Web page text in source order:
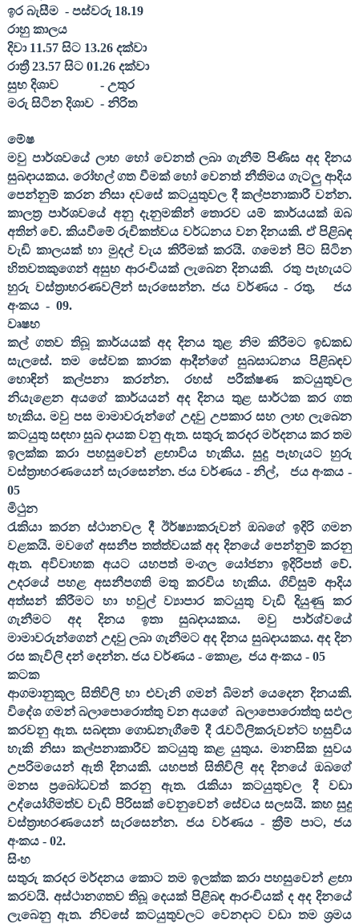
ඉර බැසීම - පස්වරු 18.19
රාහු කාලය
දිවා 11.57සිට 13.26දක්වා
රාත්‍රී23.57සිට 01.26දක්වා
සුභ දිශාව
- උතුර
මරු සිටින දිශාව - නිරිත
මේෂ
මවු පාර්ශවයේ ලාභ හෝ වෙනත් ලබා ගැනීම් පිණිස අද දිනය
සුබදායකය. රෝහල් ගත වීමක් හෝ වෙනත් නීතිමය ගැටලු ආදිය
පෙන්නුම් කරන නිසා දවසේ කටයුතුවල දී කල්පනාකාරී වන්න.
කාලත්‍ර පාර්ශවයේ අනු දැනුමකින් තොරව යම් කාර්යයක් ඔබ
අතින් වේ. කියවීමේ රුචිකත්වය වර්ධනය වන දිනයකි. ඒ පිළිබඳ
වැඩි කාලයක් හා මුදල් වැය කිරීමක් කරයි. ගමෙන් පිට සිටින
හිතවතකුගෙන් අසුභ ආරංචියක් ලැබෙන දිනයකි.
රතු පැහැයට
හුරු වස්ත්‍රාභරණවලින් සැරසෙන්න. ජය වර්ණය - රතු,
ජය
අංකය - 09.
වෘෂභ
කල් ගතව තිබූ කාර්යයක් අද දිනය තුළ නිම කිරීමට ඉඩකඩ
සැලසේ. තම සේවක කාරක ආදීන්ගේ සුබසාධනය පිළිබඳව
හොඳින් කල්පනා කරන්න. රහස් පරීක්ෂණ කටයුතුවල
නියැළෙන අයගේ කාර්යයන් අද දිනය තුළ සාර්ථක කර ගත
හැකිය. මවු පස මාමාවරුන්ගේ උදවු උපකාර සහ ලාභ ලැබෙන
කටයුතු සඳහා සුබ දායක වනු ඇත. සතුරු කරදර මර්දනය කර තම
ඉලක්ක කරා පහසුවෙන් ළඟාවිය හැකිය. සුදු පැහැයට හුරු
වස්ත්‍රාභරණයෙන් සැරසෙන්න. ජය වර්ණය - නිල්,
ජය අංකය -
05
මිථුන
රැකියා කරන ස්ථානවල දී ඊර්ෂ්‍යාකරුවන් ඔබගේ ඉදිරි ගමන
වළක‍යි. මවගේ අසනීප තත්ත්වයක් අද දිනයේ පෙන්නුම් කරනු
ඇත. අවිවාහක අයට යහපත් මංගල යෝජනා ඉදිරිපත් වේ.
උදරයේ පහළ අසනීපගති මතු කරවිය හැකිය. ගිවිසුම් ආදිය
අත්සන් කිරීමට හා හවුල් ව්‍යාපාර කටයුතු වැඩි දියුණු කර
ගැනීමට අද දිනය ඉතා සුබදායකය. මවු පාර්ශ්වයේ
මාමාවරුන්ගෙන් උදවු ලබා ගැනීමට අද දිනය සුබදායකය. අද දින
රස කැවිලි දන් දෙන්න. ජය වර්ණය - කොළ, ජය අංකය - 05
කටක
ආගමානුකූල සිතිවිලි හා එවැනි ගමන් බිමන් යෙදෙන දිනයකි.
විදේශ ගමන් බලාපොරොත්තු වන අයගේ බලාපොරොත්තු සඵල
කරවනු ඇත. සබඳතා ගොඩනැගීමේ දී රැවටිලිකරුවන්ට හසුවිය
හැකි නිසා කල්පනාකාරීව කටයුතු කළ යුතුය. මානසික සුවය
උපරිමයෙන් ඇති දිනයකි. යහපත් සිතිවිලි අද දිනයේ ඔබගේ
මනස ප්‍රබෝධවත් කරනු ඇත. රැකියා කටයුතුවල දී වඩා
උද්යෝගිමත්ව වැඩි පිරිසක් වෙනුවෙන් සේවය සලසයි. කහ සුදු
වස්ත්‍රාභරණයෙන් සැරසෙන්න. ජය වර්ණය - ක්‍රීම් පාට,ජය
අංකය - 02.
සිංහ
සතුරු කරදර මර්දනය කොට තම ඉලක්ක කරා පහසුවෙන් ළඟා
කරවයි. අස්ථානගතව තිබූ දෙයක් පිළිබඳ ආරංචියක් ද අද දිනයේ
ලැබෙනු ඇත. නිවසේ කටයුතුවලට වෙනදාට වඩා තම ශ්‍රමය